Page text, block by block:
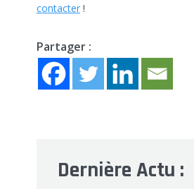
contacter !
Partager :
Dernière Actu :